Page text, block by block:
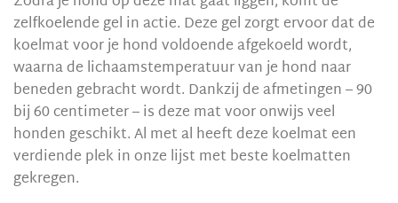
zelfkoelende gel in actie. Deze gel zorgt ervoor dat de
koelmat voor je hond voldoende afgekoeld wordt,
waarna de lichaamstemperatuur van je hond naar
beneden gebracht wordt. Dankzij de afmetingen – 90
bij 60 centimeter – is deze mat voor onwijs veel
honden geschikt. Al met al heeft deze koelmat een
verdiende plek in onze lijst met beste koelmatten
gekregen.